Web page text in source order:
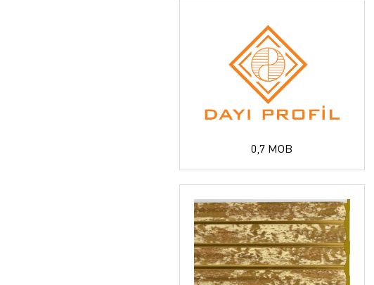
0,7 MOB